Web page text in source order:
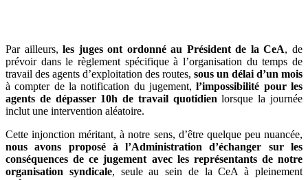
Par ailleurs,les juges ont ordonné au Président de la CeA, de
prévoir dans le règlement spécifique à l’organisation du temps de
travail des agents d’exploitation des routes, sous un délai d’un mois
à compter de la notification du jugement,l’impossibilité pour les
agents de dépasser 10h de travail quotidien lorsque la journée
inclut une intervention aléatoire.
Cette injonction méritant, à notre sens, d’être quelque peu nuancée,
nous avons proposé à l’Administration d’échanger sur les
conséquences de ce jugement avec les représentants de notre
organisation syndicale, seule au sein de la CeA à pleinement